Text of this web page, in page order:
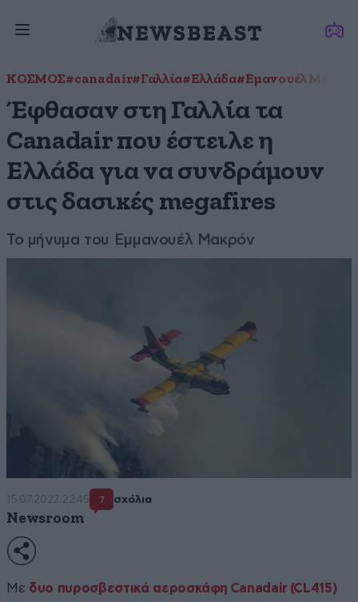
ΚΟΣΜΟΣ#canadair#Γαλλία#Ελλάδα#Εμανουέλ
Έφθασαν στη Γαλλία τα
Canadair που έστειλε η
Ελλάδα για να συνδράμουν
στις δασικές megafires
Το μήνυμα του Εμμανουέλ Μακρόν
15·07·2022 22:45 7 σχόλια
Newsroom
Με δυο πυροσβεστικά αεροσκάφη Canadair (CL415)